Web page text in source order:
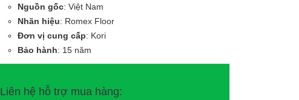
Nguồn gốc: Việt Nam
Nhãn hiệu: Romex Floor
Đơn vị cung cấp: Kori
Bảo hành: 15 năm
Liên hệ hỗ trợ mua hàng: